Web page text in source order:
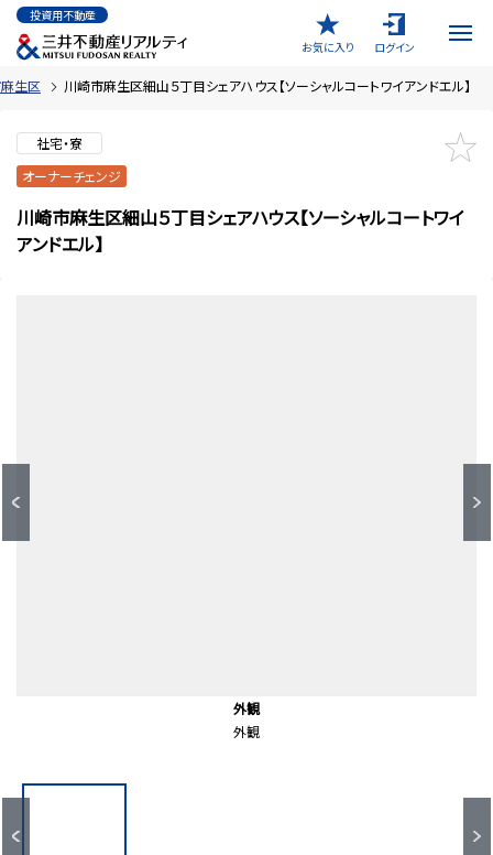
投資用不動産
お気に入り
ログイン
生区 川崎市麻生区細山５丁目シェアハウス【ソーシャルコートワイアンドエル】
社宅・寮
オーナーチェンジ
川崎市麻生区細山５丁目シェアハウス【ソーシャルコートワイ
アンドエル】
外観
外観
外観
外観
外観
外観
外観
外観
共有部分
共有部分
エントランス
エントランス
共有部分
共有部分
共有部分
共有部分
前面道路含む外観
前面道路
前面道路含む外観
前面道路
読売ランド前駅（小田急線）（約1260ｍ）
徒歩16分。
細山交番前（小田急バス⇔新百合ヶ丘駅)（約190ｍ）
徒歩３分。